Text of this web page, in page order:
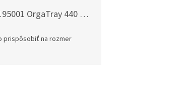
Hettich 9195001 OrgaTray 440 701-800/441-520 mm antracit
je 5 z 5 hviezdičiek.
prispôsobiť na rozmer